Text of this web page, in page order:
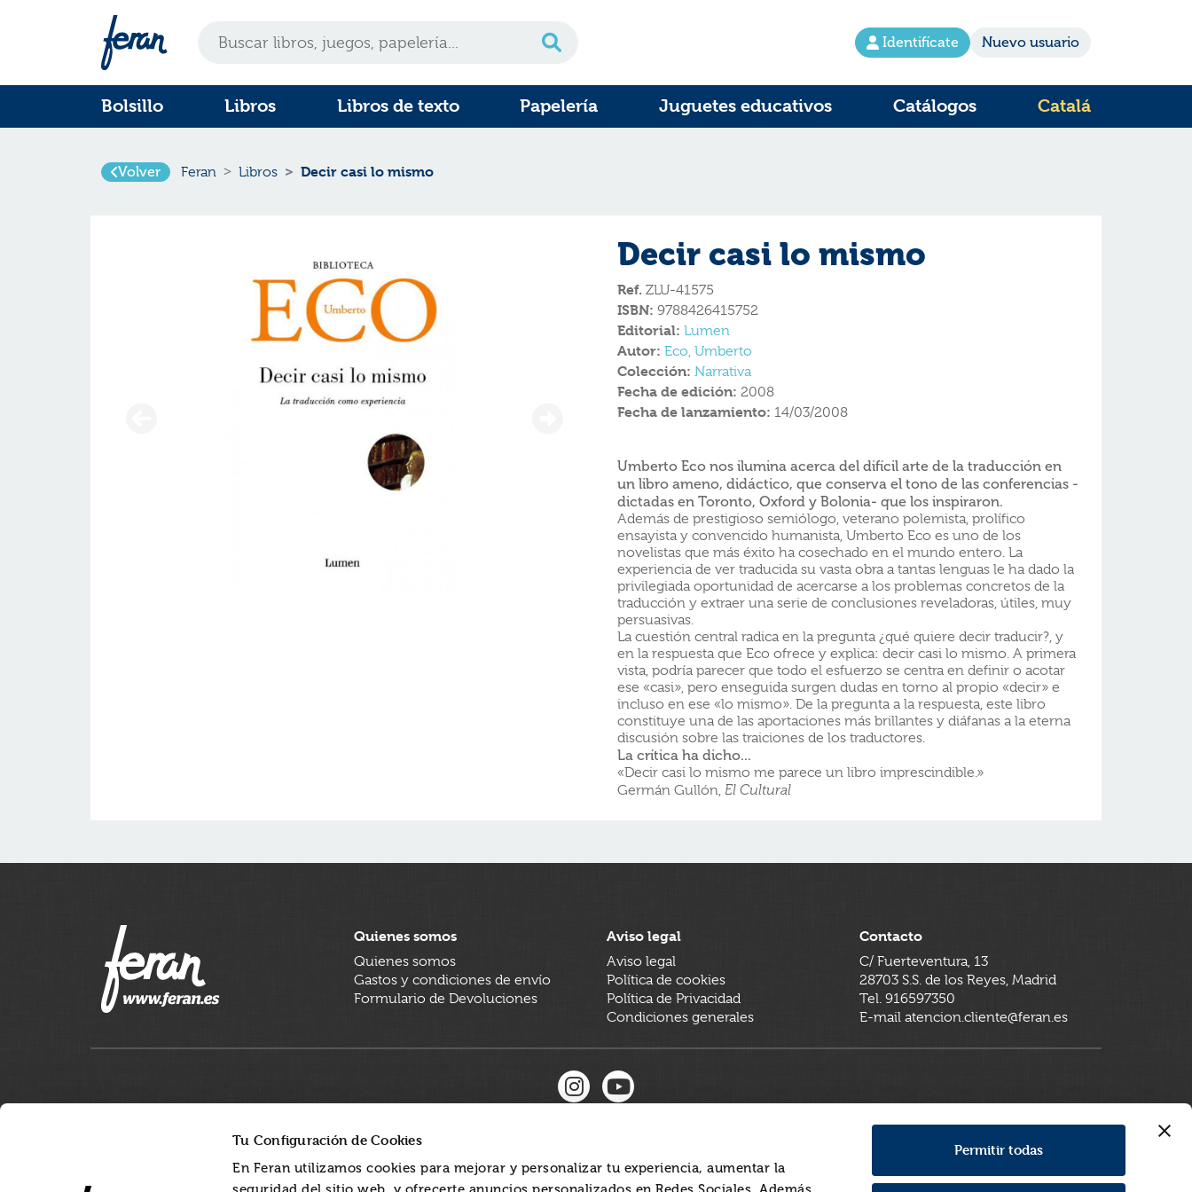
Tu Configuración de Cookies
En Feran utilizamos cookies para mejorar y personalizar tu experiencia, aumentar la
Permitir todas
Identifícate Nuevo usuario
Bolsillo Libros Libros de texto Papelería Juguetes educativos Catálogos Catalá
Volver Feran Libros Decir casi lo mismo
Decir casi lo mismo
Ref. ZLU-41575
ISBN: 9788426415752
Editorial: Lumen
Autor: Eco, Umberto
Colección: Narrativa
Fecha de edición: 2008
Fecha de lanzamiento: 14/03/2008
Umberto Eco nos ilumina acerca del difícil arte de la traducción en
un libro ameno, didáctico, que conserva el tono de las conferencias -
dictadas en Toronto, Oxford y Bolonia- que los inspiraron.
Además de prestigioso semiólogo, veterano polemista, prolífico
ensayista y convencido humanista, Umberto Eco es uno de los
novelistas que más éxito ha cosechado en el mundo entero. La
experiencia de ver traducida su vasta obra a tantas lenguas le ha dado la
privilegiada oportunidad de acercarse a los problemas concretos de la
traducción y extraer una serie de conclusiones reveladoras, útiles, muy
persuasivas.
La cuestión central radica en la pregunta ¿qué quiere decir traducir?, y
en la respuesta que Eco ofrece y explica: decir casi lo mismo. A primera
vista, podría parecer que todo el esfuerzo se centra en definir o acotar
ese «casi», pero enseguida surgen dudas en torno al propio «decir» e
incluso en ese «lo mismo». De la pregunta a la respuesta, este libro
constituye una de las aportaciones más brillantes y diáfanas a la eterna
discusión sobre las traiciones de los traductores.
La crítica ha dicho...
«Decir casi lo mismo me parece un libro imprescindible.»
Germán Gullón, El Cultural
Quienes somos
Quienes somos
Gastos y condiciones de envío
Formulario de Devoluciones
Aviso legal
Aviso legal
Política de cookies
Política de Privacidad
Condiciones generales
Contacto
C/ Fuerteventura, 13
28703 S.S. de los Reyes, Madrid
Tel. 916597350
E-mail atencion.cliente@feran.es